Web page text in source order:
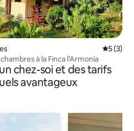
5 (3)
à la Finca l’Armonía
chez-soi et des tarifs
avantageux